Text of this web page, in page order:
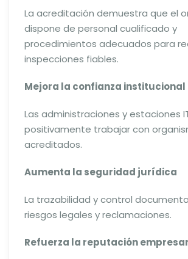
La acreditación demuestra que el
dispone de personal cualificado y
procedimientos adecuados para
inspecciones fiables.
Mejora la confianza institucional
Las administraciones y estaciones
positivamente trabajar con
acreditados.
Aumenta la seguridad jurídica
La trazabilidad y control
riesgos legales y reclamaciones.
Refuerza la reputación